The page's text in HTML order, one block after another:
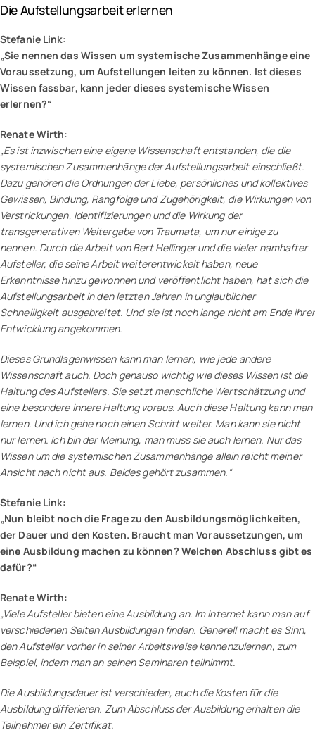
Die Aufstellungsarbeit erlernen
Stefanie Link:
„Sie nennen das Wissen um systemische Zusammenhänge eine
Voraussetzung, um Aufstellungen leiten zu können. Ist dieses
Wissen fassbar, kann jeder dieses systemische Wissen
erlernen?“
Renate Wirth:
„Es ist inzwischen eine eigene Wissenschaft entstanden, die die
systemischen Zusammenhänge der Aufstellungsarbeit einschließt.
Dazu gehören die Ordnungen der Liebe, persönliches und kollektives
Gewissen, Bindung, Rangfolge und Zugehörigkeit, die Wirkungen von
Verstrickungen, Identifizierungen und die Wirkung der
transgenerativen Weitergabe von Traumata, um nur einige zu
nennen. Durch die Arbeit von Bert Hellinger und die vieler namhafter
Aufsteller, die seine Arbeit weiterentwickelt haben, neue
Erkenntnisse hinzu gewonnen und veröffentlicht haben, hat sich die
Aufstellungsarbeit in den letzten Jahren in unglaublicher
Schnelligkeit ausgebreitet. Und sie ist noch lange nicht am Ende ihrer
Entwicklung angekommen.
Dieses Grundlagenwissen kann man lernen, wie jede andere
Wissenschaft auch. Doch genauso wichtig wie dieses Wissen ist die
Haltung des Aufstellers. Sie setzt menschliche Wertschätzung und
eine besondere innere Haltung voraus. Auch diese Haltung kann man
lernen. Und ich gehe noch einen Schritt weiter. Man kann sie nicht
nur lernen. Ich bin der Meinung, man muss sie auch lernen. Nur das
Wissen um die systemischen Zusammenhänge allein reicht meiner
Ansicht nach nicht aus. Beides gehört zusammen.“
Stefanie Link:
„Nun bleibt noch die Frage zu den Ausbildungsmöglichkeiten,
der Dauer und den Kosten. Braucht man Voraussetzungen, um
eine Ausbildung machen zu können? Welchen Abschluss gibt es
dafür?“
Renate Wirth:
„Viele Aufsteller bieten eine Ausbildung an. Im Internet kann man auf
verschiedenen Seiten Ausbildungen finden. Generell macht es Sinn,
den Aufsteller vorher in seiner Arbeitsweise kennenzulernen, zum
Beispiel, indem man an seinen Seminaren teilnimmt.
Die Ausbildungsdauer ist verschieden, auch die Kosten für die
Ausbildung differieren. Zum Abschluss der Ausbildung erhalten die
Teilnehmer ein Zertifikat.